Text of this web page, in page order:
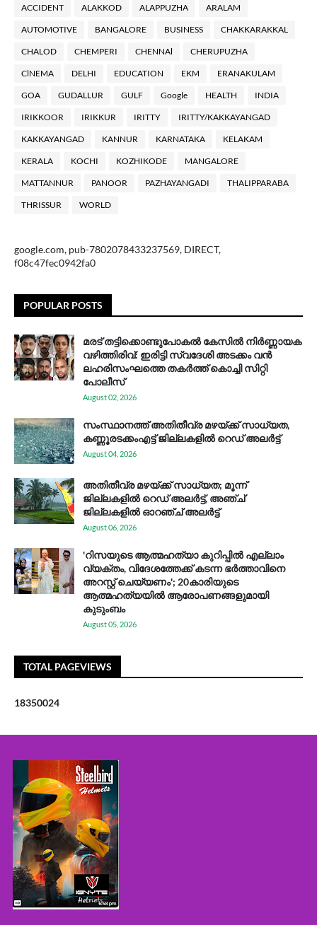
ACCIDENT ALAKKOD ALAPPUZHA ARALAM
AUTOMOTIVE BANGALORE BUSINESS CHAKKARAKKAL
CHALOD CHEMPERI CHENNAl CHERUPUZHA
ClNEMA DELHI EDUCATION EKM ERANAKULAM
GOA GUDALLUR GULF Google HEALTH INDIA
IRIKKOOR IRIKKUR IRITTY IRITTY/KAKKAYANGAD
KAKKAYANGAD KANNUR KARNATAKA KELAKAM
KERALA KOCHI KOZHIKODE MANGALORE
MATTANNUR PANOOR PAZHAYANGADI THALIPPARABA
THRISSUR WORLD
google.com, pub-7802078433237569, DIRECT,
f08c47fec0942fa0
POPULAR POSTS
മരട് തട്ടിക്കൊണ്ടുപോകൽ കേസിൽ നിർണ്ണായക
വഴിത്തിരിവ്: ഇരിട്ടി സ്വദേശി അടക്കം വൻ
ലഹരിസംഘത്തെ തകർത്ത് കൊച്ചി സിറ്റി
പോലീസ്
August 02, 2026
സം​സ്ഥാ​ന​ത്ത് അ​തി​തീ​വ്ര മ​ഴ​യ്ക്ക് സാ​ധ്യ​ത,
കണ്ണൂരടക്കംഎ​ട്ട് ജി​ല്ല​ക​ളി​ൽ റെ​ഡ് അ​ലർ​ട്ട്
August 04, 2026
അതിതീവ്ര മഴയ്ക്ക് സാധ്യത; മൂന്ന്
ജില്ലകളിൽ റെഡ് അലർട്ട്, അഞ്ച്
ജില്ലകളിൽ ഓറഞ്ച് അലർട്ട്
August 06, 2026
'റിസയുടെ ആത്മഹത്യാ കുറിപ്പിൽ എല്ലാം
വ്യക്തം, വിദേശത്തേക്ക് കടന്ന ഭർത്താവിനെ
അറസ്റ്റ് ചെയ്യണം'; 20കാരിയുടെ
ആത്മഹത്യയിൽ ആരോപണങ്ങളുമായി
കുടുംബം
August 05, 2026
TOTAL PAGEVIEWS
18350024